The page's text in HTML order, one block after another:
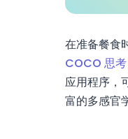
在准备餐食
COCO 思
应用程序，
富的多感官